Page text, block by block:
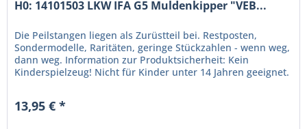
H0: 14101503 LKW IFA G5 Muldenkipper "VEB...
Die Peilstangen liegen als Zurüstteil bei. Restposten,
Sondermodelle, Raritäten, geringe Stückzahlen - wenn weg,
dann weg. Information zur Produktsicherheit: Kein
Kinderspielzeug! Nicht für Kinder unter 14 Jahren geeignet.
13,95 € *